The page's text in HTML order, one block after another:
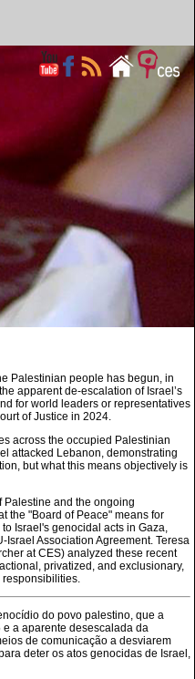
Palestinian people has begun, in
apparent de-escalation of Israel’s
for world leaders or representatives
of Justice in 2024.
across the occupied Palestinian
attacked Lebanon, demonstrating
but what this means objectively is
Palestine and the ongoing
the "Board of Peace" means for
Israel's genocidal acts in Gaza,
Association Agreement. Teresa
at CES) analyzed these recent
privatized, and exclusionary,
responsibilities.
do povo palestino, que a
a aparente desescalada da
de comunicação a desviarem
deter os atos genocidas de Israel,